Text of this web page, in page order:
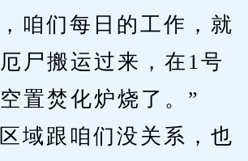
们每日的工作，就
尸搬运过来，在1号
置焚化炉烧了。”
跟咱们没关系，也